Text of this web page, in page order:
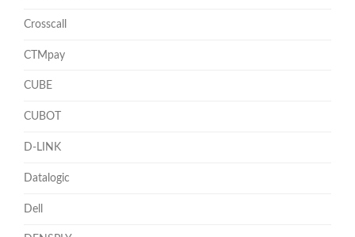
Crosscall
CTMpay
CUBE
CUBOT
D-LINK
Datalogic
Dell